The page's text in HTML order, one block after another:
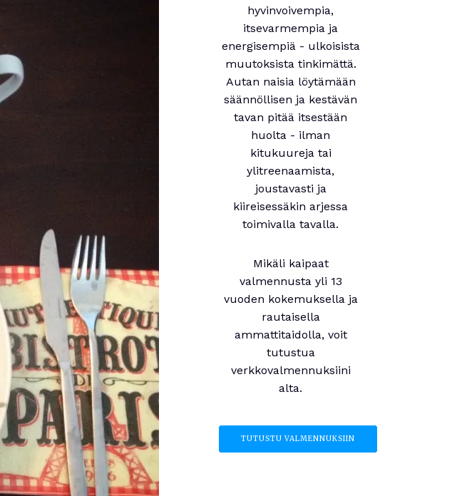
hyvinvoivempia,
itsevarmempia ja
energisempiä - ulkoisista
muutoksista tinkimättä.
Autan naisia löytämään
säännöllisen ja kestävän
tavan pitää itsestään
huolta - ilman
kitukuureja tai
ylitreenaamista,
joustavasti ja
kiireisessäkin arjessa
toimivalla tavalla.
Mikäli kaipaat
valmennusta yli 13
vuoden kokemuksella ja
rautaisella
ammattitaidolla, voit
tutustua
verkkovalmennuksiini
alta.
TUTUSTU VALMENNUKSIIN